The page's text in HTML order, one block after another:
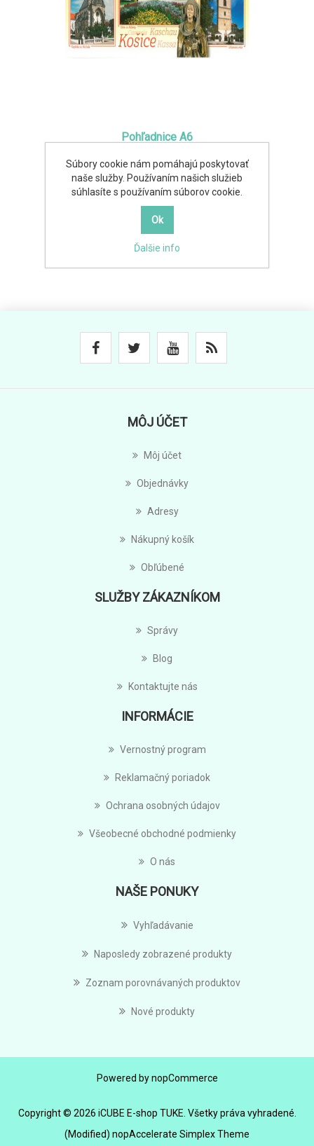
Pohľadnice A6
0,35€
MÔJ ÚČET
Môj účet
Objednávky
Adresy
Nákupný košík
Obľúbené
SLUŽBY ZÁKAZNÍKOM
Správy
Blog
Kontaktujte nás
INFORMÁCIE
Vernostný program
Reklamačný poriadok
Ochrana osobných údajov
Všeobecné obchodné podmienky
O nás
NAŠE PONUKY
Vyhľadávanie
Naposledy zobrazené produkty
Zoznam porovnávaných produktov
Nové produkty
Powered bynopCommerce
Copyright © 2026 iCUBE E-shop TUKE. Všetky práva vyhradené.
(Modified) nopAccelerate Simplex Theme
Súbory cookie nám pomáhajú poskytovať
naše služby. Používaním našich služieb
súhlasíte s používaním súborov cookie.
Ďalšie info